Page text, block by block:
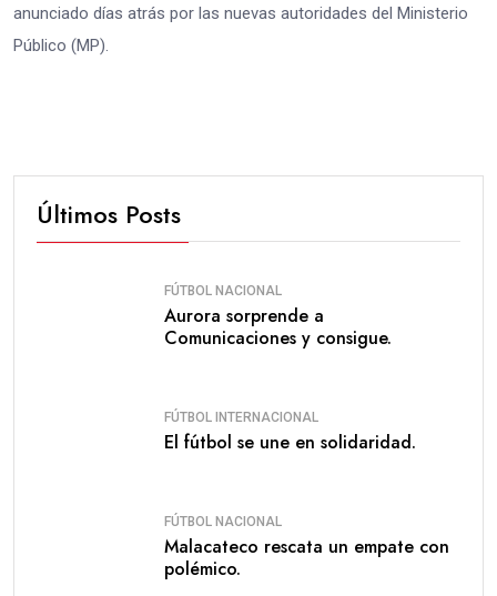
anunciado días atrás por las nuevas autoridades del Ministerio
Público (MP).
Últimos Posts
FÚTBOL NACIONAL
Aurora sorprende a
Comunicaciones y consigue.
FÚTBOL INTERNACIONAL
El fútbol se une en solidaridad.
FÚTBOL NACIONAL
Malacateco rescata un empate con
polémico.